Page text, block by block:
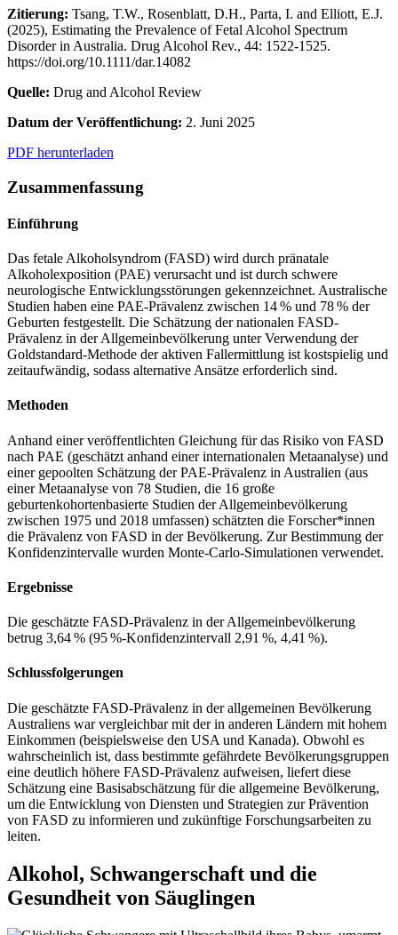
Zitierung: Tsang, T.W., Rosenblatt, D.H., Parta, I. and Elliott, E.J.
(2025), Estimating the Prevalence of Fetal Alcohol Spectrum
Disorder in Australia. Drug Alcohol Rev., 44: 1522-1525.
https://doi.org/10.1111/dar.14082
Quelle: Drug and Alcohol Review
Datum der Veröffentlichung: 2. Juni 2025
PDF herunterladen
Zusammenfassung
Einführung
Das fetale Alkoholsyndrom (FASD) wird durch pränatale
Alkoholexposition (PAE) verursacht und ist durch schwere
neurologische Entwicklungsstörungen gekennzeichnet. Australische
Studien haben eine PAE-Prävalenz zwischen 14 % und 78 % der
Geburten festgestellt. Die Schätzung der nationalen FASD-
Prävalenz in der Allgemeinbevölkerung unter Verwendung der
Goldstandard-Methode der aktiven Fallermittlung ist kostspielig und
zeitaufwändig, sodass alternative Ansätze erforderlich sind.
Methoden
Anhand einer veröffentlichten Gleichung für das Risiko von FASD
nach PAE (geschätzt anhand einer internationalen Metaanalyse) und
einer gepoolten Schätzung der PAE-Prävalenz in Australien (aus
einer Metaanalyse von 78 Studien, die 16 große
geburtenkohortenbasierte Studien der Allgemeinbevölkerung
zwischen 1975 und 2018 umfassen) schätzten die Forscher*innen
die Prävalenz von FASD in der Bevölkerung. Zur Bestimmung der
Konfidenzintervalle wurden Monte-Carlo-Simulationen verwendet.
Ergebnisse
Die geschätzte FASD-Prävalenz in der Allgemeinbevölkerung
betrug 3,64 % (95 %-Konfidenzintervall 2,91 %, 4,41 %).
Schlussfolgerungen
Die geschätzte FASD-Prävalenz in der allgemeinen Bevölkerung
Australiens war vergleichbar mit der in anderen Ländern mit hohem
Einkommen (beispielsweise den USA und Kanada). Obwohl es
wahrscheinlich ist, dass bestimmte gefährdete Bevölkerungsgruppen
eine deutlich höhere FASD-Prävalenz aufweisen, liefert diese
Schätzung eine Basisabschätzung für die allgemeine Bevölkerung,
um die Entwicklung von Diensten und Strategien zur Prävention
von FASD zu informieren und zukünftige Forschungsarbeiten zu
leiten.
Alkohol, Schwangerschaft und die
Gesundheit von Säuglingen